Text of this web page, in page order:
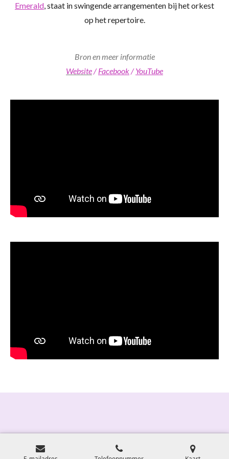
Emerald, staat in swingende arrangementen bij het orkest
op het repertoire.
Bron en meer informatie
Website/Facebook/YouTube